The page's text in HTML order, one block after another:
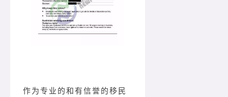
作为专业的和有信誉的移民